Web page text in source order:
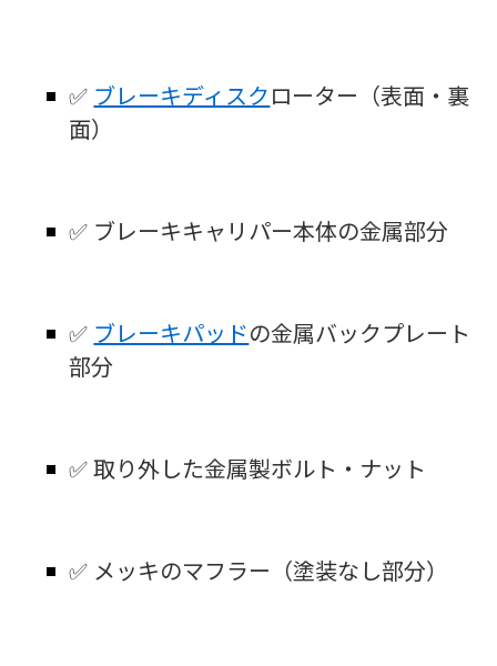
✅ ブレーキディスクローター（表面・裏
面）
✅ ブレーキキャリパー本体の金属部分
✅ ブレーキパッドの金属バックプレート
部分
✅ 取り外した金属製ボルト・ナット
✅ メッキのマフラー（塗装なし部分）